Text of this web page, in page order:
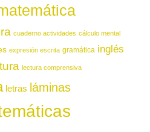
cuaderno actividades cálculo mental
expresión escrita gramática inglés
lectura comprensiva
letras láminas